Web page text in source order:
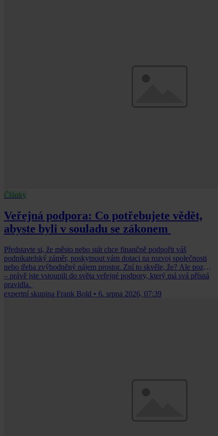
Články
Veřejná podpora: Co potřebujete vědět,
abyste byli v souladu se zákonem
Představte si, že město nebo stát chce finančně podpořit váš
podnikatelský záměr, poskytnout vám dotaci na rozvoj společnosti
nebo třeba zvýhodněný nájem prostor. Zní to skvěle, že? Ale pozor
– právě jste vstoupili do světa veřejné podpory, který má svá přísná
pravidla.
expertní skupina Frank Bold • 6. srpna 2026, 07:39